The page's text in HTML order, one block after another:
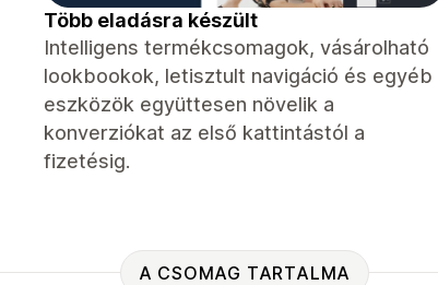
Több eladásra készült
Intelligens termékcsomagok, vásárolható
lookbookok, letisztult navigáció és egyéb
eszközök együttesen növelik a
konverziókat az első kattintástól a
fizetésig.
A CSOMAG TARTALMA